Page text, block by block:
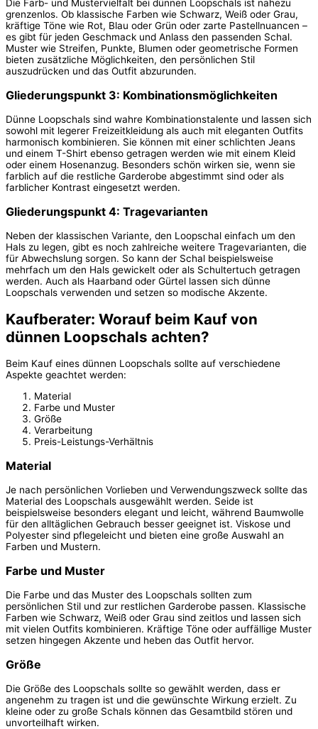
Die Farb- und Mustervielfalt bei dünnen Loopschals ist nahezu
grenzenlos. Ob klassische Farben wie Schwarz, Weiß oder Grau,
kräftige Töne wie Rot, Blau oder Grün oder zarte Pastellnuancen –
es gibt für jeden Geschmack und Anlass den passenden Schal.
Muster wie Streifen, Punkte, Blumen oder geometrische Formen
bieten zusätzliche Möglichkeiten, den persönlichen Stil
auszudrücken und das Outfit abzurunden.
Gliederungspunkt 3: Kombinationsmöglichkeiten
Dünne Loopschals sind wahre Kombinationstalente und lassen sich
sowohl mit legerer Freizeitkleidung als auch mit eleganten Outfits
harmonisch kombinieren. Sie können mit einer schlichten Jeans
und einem T-Shirt ebenso getragen werden wie mit einem Kleid
oder einem Hosenanzug. Besonders schön wirken sie, wenn sie
farblich auf die restliche Garderobe abgestimmt sind oder als
farblicher Kontrast eingesetzt werden.
Gliederungspunkt 4: Tragevarianten
Neben der klassischen Variante, den Loopschal einfach um den
Hals zu legen, gibt es noch zahlreiche weitere Tragevarianten, die
für Abwechslung sorgen. So kann der Schal beispielsweise
mehrfach um den Hals gewickelt oder als Schultertuch getragen
werden. Auch als Haarband oder Gürtel lassen sich dünne
Loopschals verwenden und setzen so modische Akzente.
Kaufberater: Worauf beim Kauf von
dünnen Loopschals achten?
Beim Kauf eines dünnen Loopschals sollte auf verschiedene
Aspekte geachtet werden:
Material
Farbe und Muster
Größe
Verarbeitung
Preis-Leistungs-Verhältnis
Material
Je nach persönlichen Vorlieben und Verwendungszweck sollte das
Material des Loopschals ausgewählt werden. Seide ist
beispielsweise besonders elegant und leicht, während Baumwolle
für den alltäglichen Gebrauch besser geeignet ist. Viskose und
Polyester sind pflegeleicht und bieten eine große Auswahl an
Farben und Mustern.
Farbe und Muster
Die Farbe und das Muster des Loopschals sollten zum
persönlichen Stil und zur restlichen Garderobe passen. Klassische
Farben wie Schwarz, Weiß oder Grau sind zeitlos und lassen sich
mit vielen Outfits kombinieren. Kräftige Töne oder auffällige Muster
setzen hingegen Akzente und heben das Outfit hervor.
Größe
Die Größe des Loopschals sollte so gewählt werden, dass er
angenehm zu tragen ist und die gewünschte Wirkung erzielt. Zu
kleine oder zu große Schals können das Gesamtbild stören und
unvorteilhaft wirken.